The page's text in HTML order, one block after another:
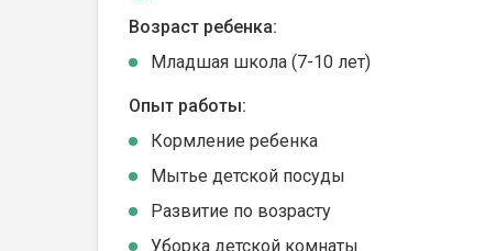
Возраст ребенка:
Младшая школа (7-10 лет)
Опыт работы:
Кормление ребенка
Мытье детской посуды
Развитие по возрасту
Уборка детской комнаты